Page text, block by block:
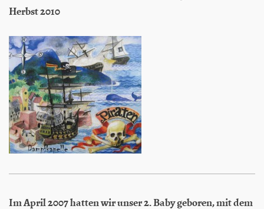
Herbst 2010
Im April 2007 hatten wir unser 2. Baby geboren, mit dem